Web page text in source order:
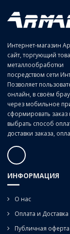
Нарезание и
заготовках из
изготавливаемых
машинные
Интернет-магазин
сайт, торгующий
металлообработки
посредством сети
Позволяет
онлайн, в своём
через мобильное
сформировать заказ
выбрать способ
доставки заказа,
ИНФОРМАЦИЯ
О нас
Оплата и Доставка
Публичная оферта